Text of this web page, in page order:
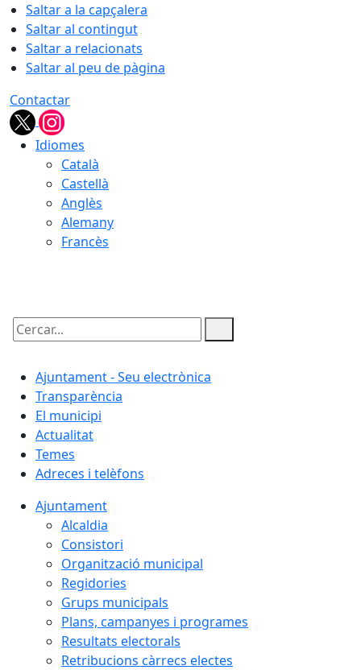
Saltar a la capçalera
Saltar al contingut
Saltar a relacionats
Saltar al peu de pàgina
Contactar
Idiomes
Català
Castellà
Anglès
Alemany
Francès
Cercar:
Ajuntament - Seu electrònica
Transparència
El municipi
Actualitat
Temes
Adreces i telèfons
Ajuntament
Alcaldia
Consistori
Organització municipal
Regidories
Grups municipals
Plans, campanyes i programes
Resultats electorals
Retribucions càrrecs electes